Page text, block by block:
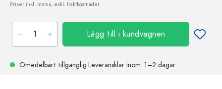
Priser inkl. moms, exkl. fraktkostnader
Lägg till i kundvagnen
Omedelbart tillgänglig.Leveransklar inom: 1–2 dagar